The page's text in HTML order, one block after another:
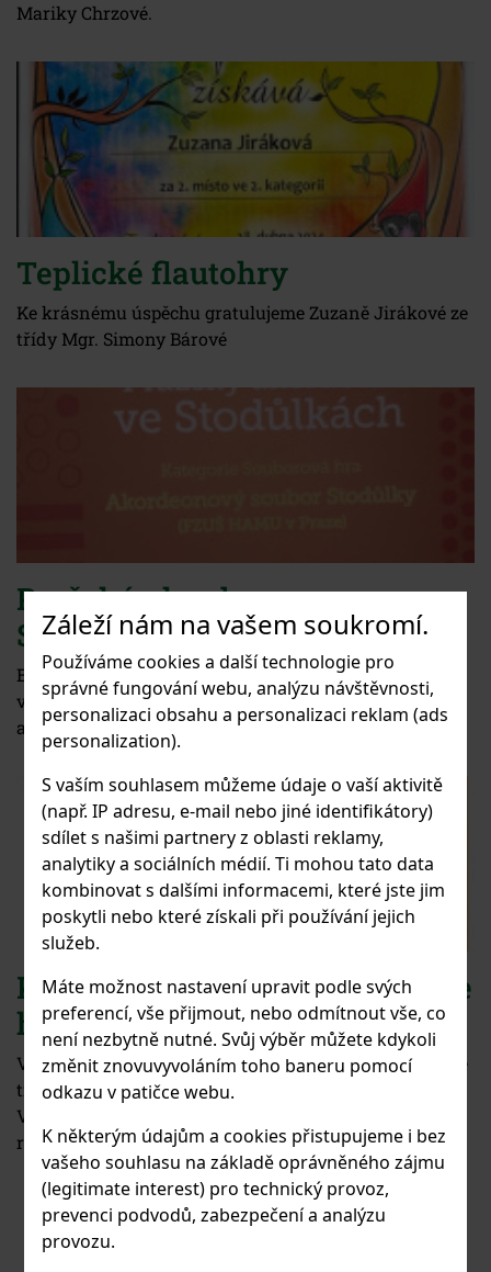
Záleží nám na vašem soukromí.
Používáme cookies a další technologie pro
správné fungování webu, analýzu návštěvnosti,
personalizaci obsahu a personalizaci reklam (ads
personalization).
S vaším souhlasem můžeme údaje o vaší aktivitě
(např. IP adresu, e-mail nebo jiné identifikátory)
sdílet s našimi partnery z oblasti reklamy,
analytiky a sociálních médií. Ti mohou tato data
kombinovat s dalšími informacemi, které jste jim
poskytli nebo které získali při používání jejich
služeb.
Máte možnost nastavení upravit podle svých
preferencí, vše přijmout, nebo odmítnout vše, co
není nezbytně nutné. Svůj výběr můžete kdykoli
změnit znovuvyvoláním toho baneru pomocí
odkazu v patičce webu.
K některým údajům a cookies přistupujeme i bez
vašeho souhlasu na základě oprávněného zájmu
(legitimate interest) pro technický provoz,
prevenci podvodů, zabezpečení a analýzu
provozu.
Mariky Chrzové.
Teplické flautohry
Ke krásnému úspěchu gratulujeme Zuzaně Jirákové ze
třídy Mgr. Simony Bárové
Pražský akordeon ve
Stodůlkách
Blahopřejeme žákům ze třídy Mgr. Václava Mlejnka k
výborným umístěním v již 7. ročníku oblíbené
akordeonové soutěže.
Krajské kolo soutěže MŠMT ve
hře na kytaru
Velmi úspěšní byli žáci našeho kytarového oddělení ze
tříd paní učitelky Jarmily Krobové a Bc. Milady Karez.
Všem upřímně gratulujeme a děkujeme za příkladnou
reprezentaci školy.